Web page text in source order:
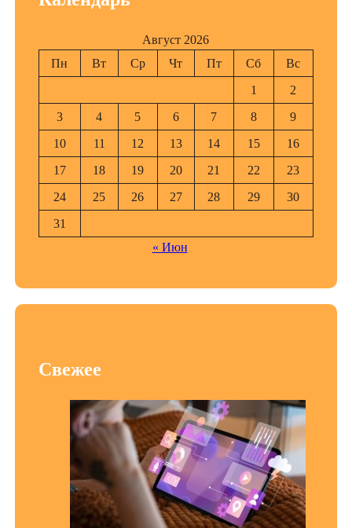
Август 2026
Пн
Вт Ср Чт Пт Сб
Вс
1
2
3
4 5 6 7 8
9
10
11 12 13 14 15
16
17
18 19 20 21 22
23
24
25 26 27 28 29
30
31
« Июн
Свежее